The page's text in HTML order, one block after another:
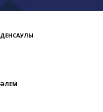
ДЕНСАУЛЫҚ
ӘЛЕМ